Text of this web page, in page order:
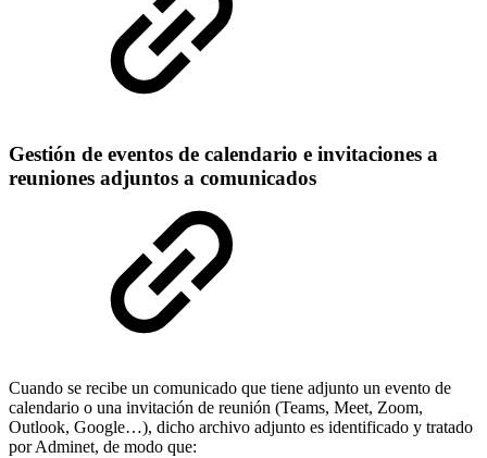
Gestión de eventos de calendario e invitaciones a
reuniones adjuntos a comunicados
Cuando se recibe un comunicado que tiene adjunto un evento de
calendario o una invitación de reunión (Teams, Meet, Zoom,
Outlook, Google…), dicho archivo adjunto es identificado y tratado
por Adminet, de modo que: